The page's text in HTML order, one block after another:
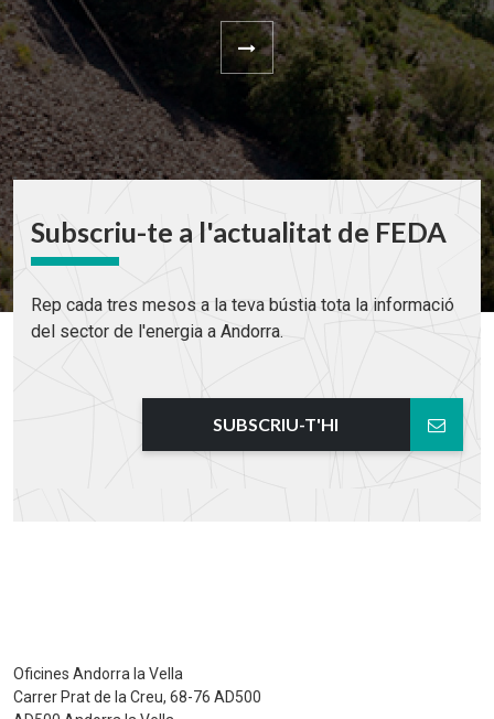
Subscriu-te a l'actualitat de FEDA
Rep cada tres mesos a la teva bústia tota la informació
del sector de l'energia a Andorra.
SUBSCRIU-T'HI
Oficines Andorra la Vella
Carrer Prat de la Creu, 68-76 AD500